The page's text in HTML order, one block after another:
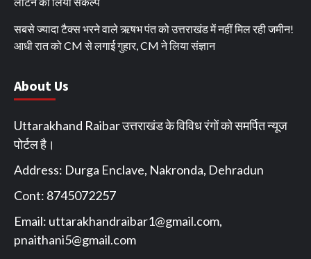
सबसे ज्यादा टैक्स भरने वाले ऋषभ पंत को उत्तराखंड में नहीं मिल रही जमीन!
आधी रात को CM से लगाई गुहार, CM ने लिया संज्ञान
About Us
Uttarakhand Raibar उत्तराखंड के विविध रंगों को समर्पित न्यूज
पोर्टल है।
Address: Durga Enclave, Nakronda, Dehradun
Cont: 8745072257
Email: uttarakhandraibar1@gmail.com,
pnaithani5@gmail.com